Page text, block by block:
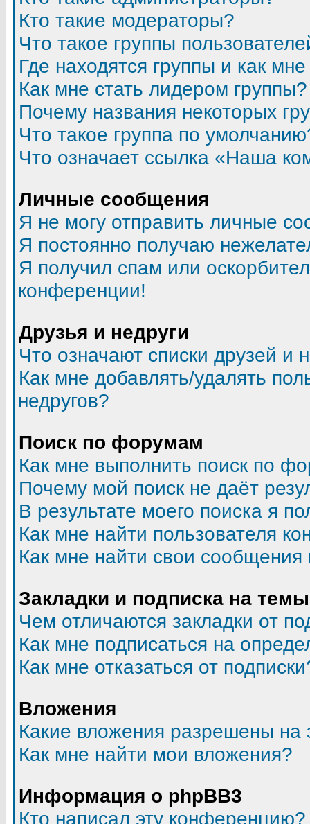
Кто такие модераторы?
Что такое группы
Где находятся группы и как
Как мне стать лидером группы?
Почему названия некоторых
Что такое группа по
Что означает ссылка «Наша
Личные сообщения
Я не могу отправить личные
Я постоянно получаю
Я получил спам или
конференции!
Друзья и недруги
Что означают списки друзей и
Как мне добавлять/удалять
недругов?
Поиск по форумам
Как мне выполнить поиск по
Почему мой поиск не даёт
В результате моего поиска я
Как мне найти пользователя
Как мне найти свои
Закладки и подписка на темы
Чем отличаются закладки от
Как мне подписаться на
Как мне отказаться от
Вложения
Какие вложения разрешены на
Как мне найти мои вложения?
Информация о phpBB3
Кто написал эту конференцию?